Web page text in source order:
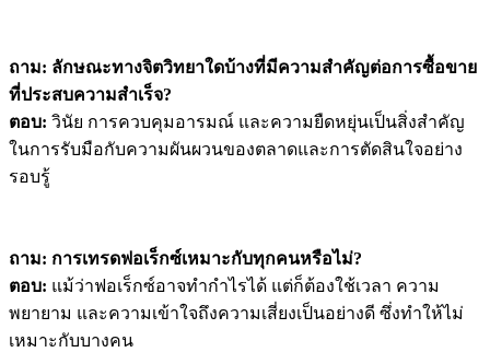
ถาม: ลักษณะทางจิตวิทยาใดบ้างที่มีความสำคัญต่อการซื้อขาย
ที่ประสบความสำเร็จ?
ตอบ: วินัย การควบคุมอารมณ์ และความยืดหยุ่นเป็นสิ่งสำคัญ
ในการรับมือกับความผันผวนของตลาดและการตัดสินใจอย่าง
รอบรู้
ถาม: การเทรดฟอเร็กซ์เหมาะกับทุกคนหรือไม่?
ตอบ: แม้ว่าฟอเร็กซ์อาจทำกำไรได้ แต่ก็ต้องใช้เวลา ความ
พยายาม และความเข้าใจถึงความเสี่ยงเป็นอย่างดี ซึ่งทำให้ไม่
เหมาะกับบางคน